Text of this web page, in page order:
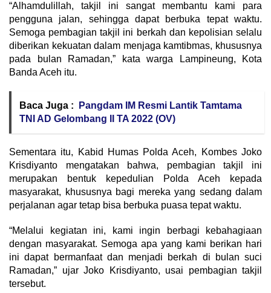
“Alhamdulillah, takjil ini sangat membantu kami para
pengguna jalan, sehingga dapat berbuka tepat waktu.
Semoga pembagian takjil ini berkah dan kepolisian selalu
diberikan kekuatan dalam menjaga kamtibmas, khususnya
pada bulan Ramadan,” kata warga Lampineung, Kota
Banda Aceh itu.
Baca Juga :
Pangdam IM Resmi Lantik Tamtama
TNI AD Gelombang II TA 2022 (OV)
Sementara itu, Kabid Humas Polda Aceh, Kombes Joko
Krisdiyanto mengatakan bahwa, pembagian takjil ini
merupakan bentuk kepedulian Polda Aceh kepada
masyarakat, khususnya bagi mereka yang sedang dalam
perjalanan agar tetap bisa berbuka puasa tepat waktu.
“Melalui kegiatan ini, kami ingin berbagi kebahagiaan
dengan masyarakat. Semoga apa yang kami berikan hari
ini dapat bermanfaat dan menjadi berkah di bulan suci
Ramadan,” ujar Joko Krisdiyanto, usai pembagian takjil
tersebut.